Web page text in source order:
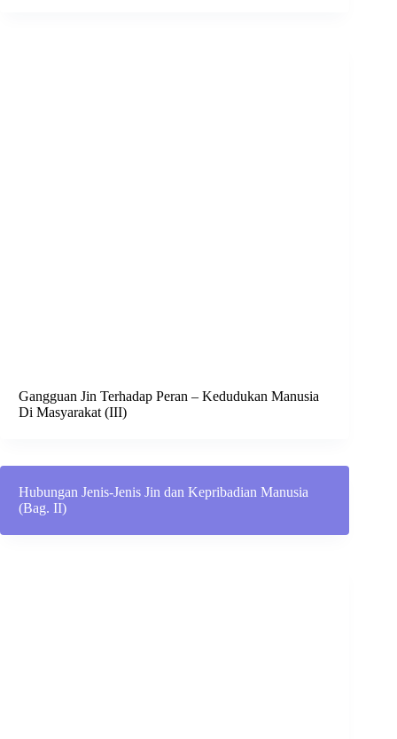
Gangguan Jin Terhadap Peran – Kedudukan Manusia
Di Masyarakat (III)
Hubungan Jenis-Jenis Jin dan Kepribadian Manusia
(Bag. II)